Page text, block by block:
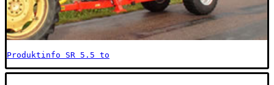
Produktinfo SR 5.5 to